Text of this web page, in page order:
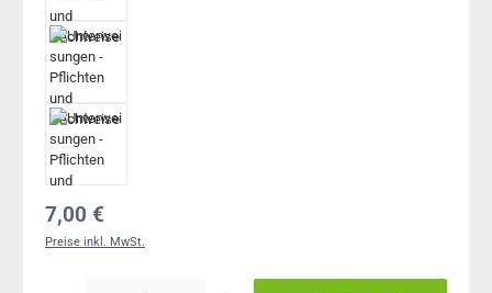
Regulärer Preis:
7,00 €
Preise inkl. MwSt.